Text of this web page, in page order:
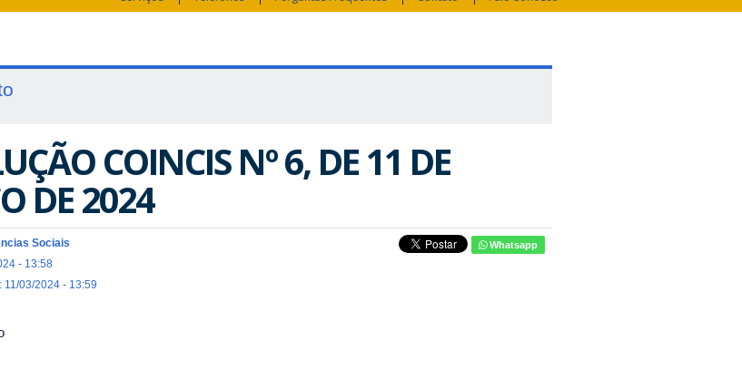
COINCIS Nº 6, DE 11 DE
DE 2024
Sociais
- 13:58
11/03/2024 - 13:59
Whatsapp